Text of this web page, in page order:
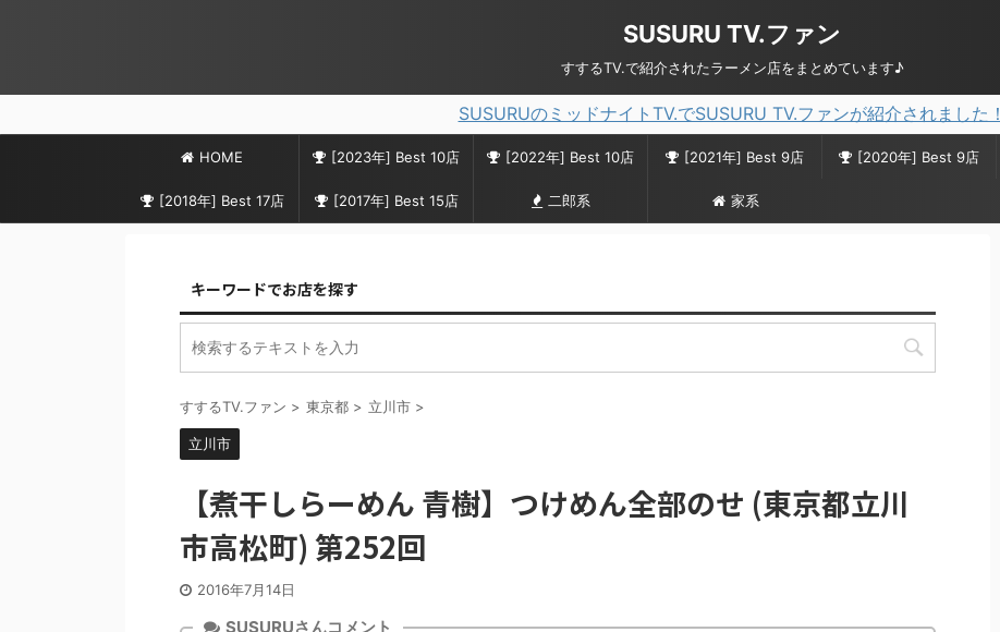
SUSURU TV.ファン
すするTV.で紹介されたラーメン店をまとめています♪
SUSURUのミッドナイトTV.でSUSURU TV.ファンが紹介されました！
HOME [2023年] Best 10店 [2022年] Best 10店 [2021年] Best 9店 [2020年] Best 9店
[2018年] Best 17店 [2017年] Best 15店 二郎系 家系
キーワードでお店を探す
すするTV.ファン > 東京都 > 立川市 >
立川市
【煮干しらーめん 青樹】つけめん全部のせ (東京都立川
市高松町) 第252回
2016年7月14日
SUSURUさんコメント